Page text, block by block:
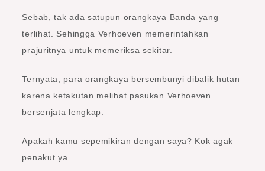
Sebab, tak ada satupun orangkaya Banda yang
terlihat. Sehingga Verhoeven memerintahkan
prajuritnya untuk memeriksa sekitar.
Ternyata, para orangkaya bersembunyi dibalik hutan
karena ketakutan melihat pasukan Verhoeven
bersenjata lengkap.
Apakah kamu sepemikiran dengan saya? Kok agak
penakut ya..